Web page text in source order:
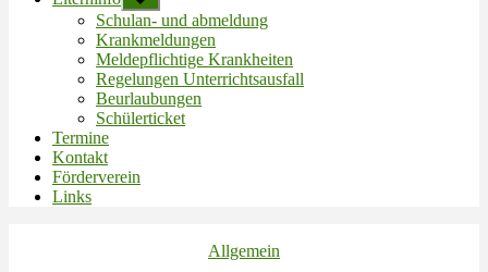
anzeigen
Schulan- und abmeldung
Krankmeldungen
Meldepflichtige Krankheiten
Regelungen Unterrichtsausfall
Beurlaubungen
Schülerticket
Termine
Kontakt
Förderverein
Links
Kategorien
Allgemein